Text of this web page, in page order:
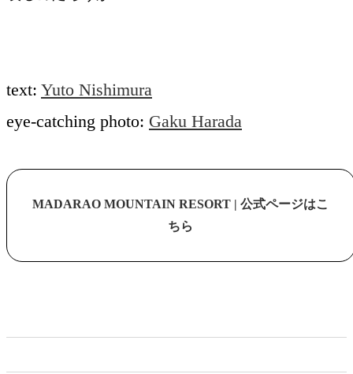
text: Yuto Nishimura
eye-catching photo: Gaku Harada
MADARAO MOUNTAIN RESORT | 公式ページはこ
ちら